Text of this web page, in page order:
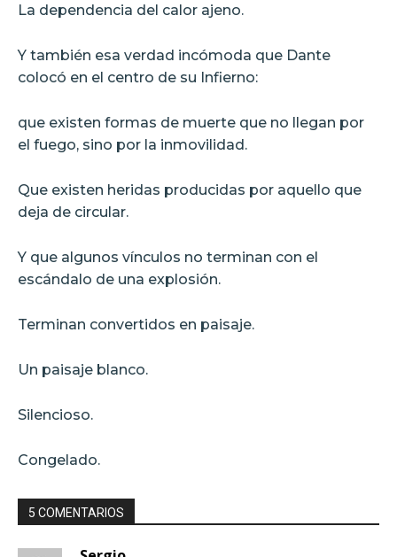
La dependencia del calor ajeno.
Y también esa verdad incómoda que Dante
colocó en el centro de su Infierno:
que existen formas de muerte que no llegan por
el fuego, sino por la inmovilidad.
Que existen heridas producidas por aquello que
deja de circular.
Y que algunos vínculos no terminan con el
escándalo de una explosión.
Terminan convertidos en paisaje.
Un paisaje blanco.
Silencioso.
Congelado.
5 COMENTARIOS